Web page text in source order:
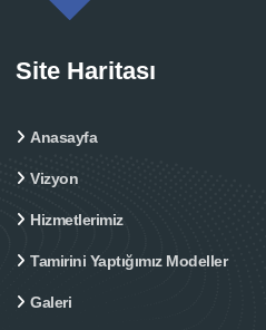
Site Haritası
Anasayfa
Vizyon
Hizmetlerimiz
Tamirini Yaptığımız Modeller
Galeri